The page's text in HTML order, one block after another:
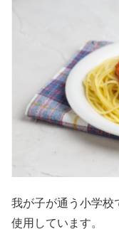
我が子が通う小学校
使用しています。